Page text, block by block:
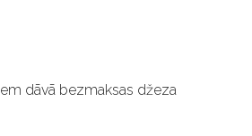
dāvā bezmaksas džeza